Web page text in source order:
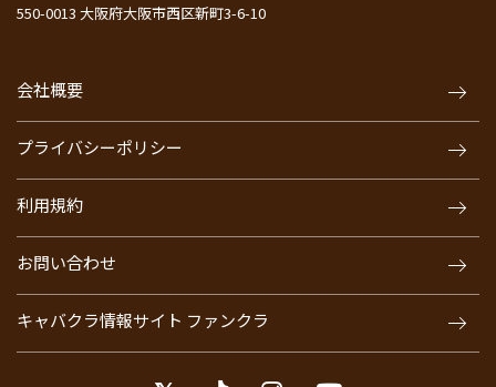
550-0013 大阪府大阪市西区新町3-6-10
会社概要
プライバシーポリシー
利用規約
お問い合わせ
キャバクラ情報サイト ファンクラ